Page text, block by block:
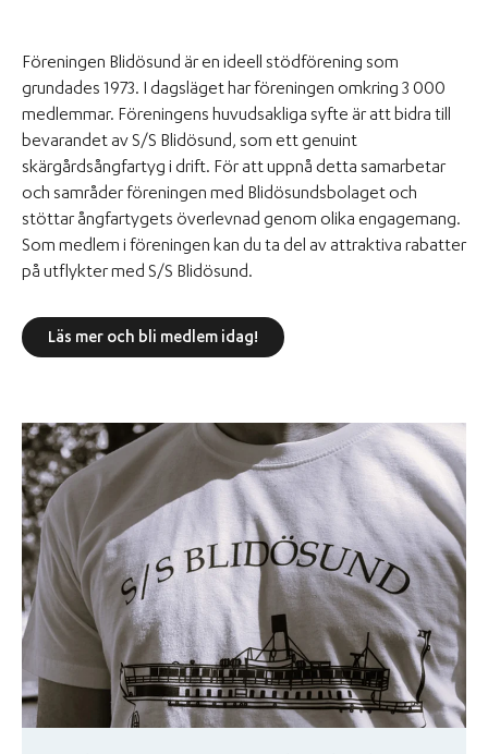
Föreningen Blidösund är en ideell stödförening som
grundades 1973. I dagsläget har föreningen omkring 3 000
medlemmar. Föreningens huvudsakliga syfte är att bidra till
bevarandet av S/S Blidösund, som ett genuint
skärgårdsångfartyg i drift. För att uppnå detta samarbetar
och samråder föreningen med Blidösundsbolaget och
stöttar ångfartygets överlevnad genom olika engagemang.
Som medlem i föreningen kan du ta del av attraktiva rabatter
på utflykter med S/S Blidösund.
Läs mer och bli medlem idag!